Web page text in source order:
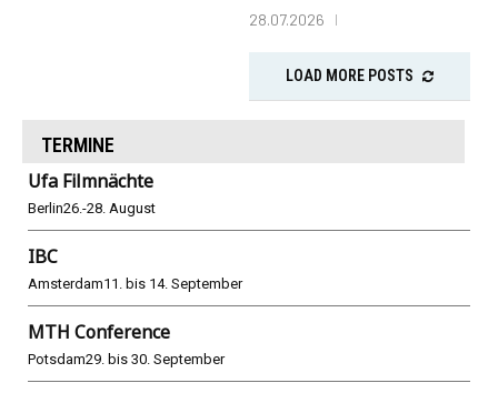
28.07.2026
LOAD MORE POSTS
TERMINE
Ufa Filmnächte
Berlin26.-28. August
IBC
Amsterdam11. bis 14. September
MTH Conference
Potsdam29. bis 30. September